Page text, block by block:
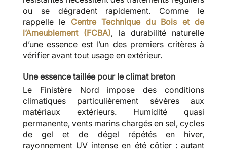
ou se dégradent rapidement. Comme le
rappelle le Centre Technique du Bois et de
l’Ameublement (FCBA), la durabilité naturelle
d’une essence est l’un des premiers critères à
vérifier avant tout usage en extérieur.
Une essence taillée pour le climat breton
Le Finistère Nord impose des conditions
climatiques particulièrement sévères aux
matériaux extérieurs. Humidité quasi
permanente, vents marins chargés en sel, cycles
de gel et de dégel répétés en hiver,
rayonnement UV intense en été côtier : autant